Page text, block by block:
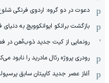
دعوت در دو گروه: اردوی فرنگی
بازگشت برانکو ایوانکوویچ به دنیای
رونمایی از کیت جدید ذوب‌آهن در
رودری پروژه رئال مادرید را نابود
آغاز عصر جدید کاپیتان سابق